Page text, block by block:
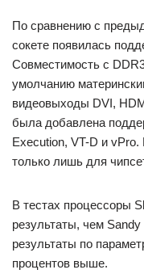
По сравнению с
сокете появилась
Совместимость с
умолчанию
видеовыходы DVI,
была добавлена
Execution, VT-D и vPro.
только лишь для
В тестах процессоры
результаты, чем
результаты по
процентов выше.